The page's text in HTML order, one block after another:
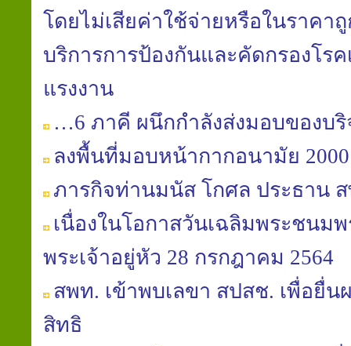
โดยไม่เสียค่าใช้จ่ายหรือในราคา
บริการการป้องกันและคัดกรองโร
แรงงาน
…6 ภาคี ผนึกกำลังส่งมอบของบ
ลงพื้นที่มอบหน้ากากอนามัย
ภารกิจท่านมนัส โกศล ประธาน
เนื่องในโอกาสวันเฉลิมพระชนม
พระเจ้าอยู่หัว 28 กรกฎาคม 2564
สพท. เข้าพบเลขา สปสช. เพื่อยื่น
สิทธิ